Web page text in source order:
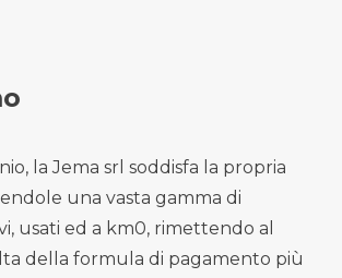
la Jema srl soddisfa la propria
una vasta gamma di
usati ed a km0, rimettendo al
della formula di pagamento più